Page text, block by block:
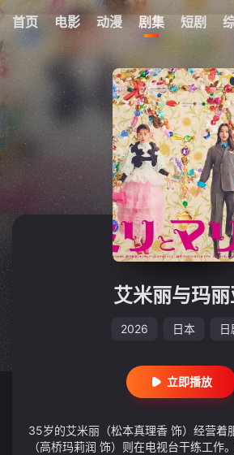
首页 电影 动漫 剧集 短剧
暂无观看
艾米丽与玛
2026 日本 日
立即播放
35岁的艾米丽（松本真理香 饰）经营着
（高桥玛莉润 饰）则在电视台干练工作